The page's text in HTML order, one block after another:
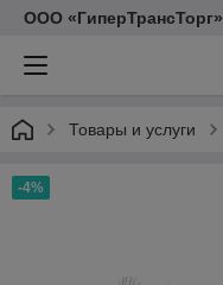
ООО «ГиперТрансТорг»
Товары и услуги
-4%